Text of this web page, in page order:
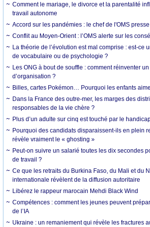
Comment le mariage, le divorce et la parentalité
travail autonome
Accord sur les pandémies : le chef de l'OMS
Conflit au Moyen-Orient : l’OMS alerte sur les
La théorie de l’évolution est mal comprise : est-ce
de vocabulaire ou de psychologie ?
Les ONG à bout de souffle : comment réinventer
d’organisation ?
Billes, cartes Pokémon… Pourquoi les enfants
Dans la France des outre-mer, les marges des
responsables de la vie chère ?
Plus d’un adulte sur cinq est touché par le
Pourquoi des candidats disparaissent-ils en plein
révèle vraiment le « ghosting »
Peut-on suivre un salarié toutes les dix secondes
de travail ?
Ce que les retraits du Burkina Faso, du Mali et du
internationale révèlent de la diffusion autoritaire
Libérez le rappeur marocain Mehdi Black Wind
Compétences : comment les jeunes peuvent
de l’IA
Ukraine : un remaniement qui révèle les fractures